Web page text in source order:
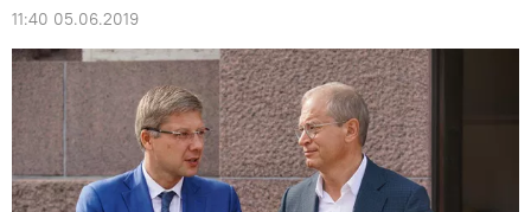
11:40 05.06.2019